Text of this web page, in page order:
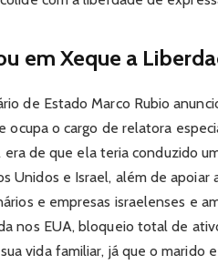
em Xeque a
de Estado Marco Rubio
ocupa o cargo de relatora
de que ela teria conduzido
Unidos e Israel, além de apoiar
e empresas israelenses e
nos EUA, bloqueio total de
vida familiar, já que o marido